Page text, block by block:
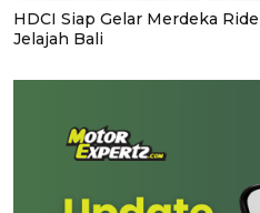
HDCI Siap Gelar Merdeka
Jelajah Bali